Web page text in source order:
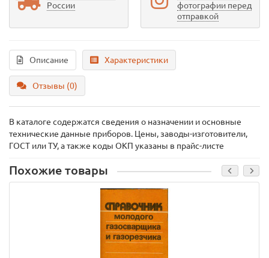
России
фотографии перед
отправкой
Описание Характеристики
Отзывы (0)
В каталоге содержатся сведения о назначении и основные
технические данные приборов. Цены, заводы-изготовители,
ГОСТ или ТУ, а также коды ОКП указаны в прайс-листе
Похожие товары